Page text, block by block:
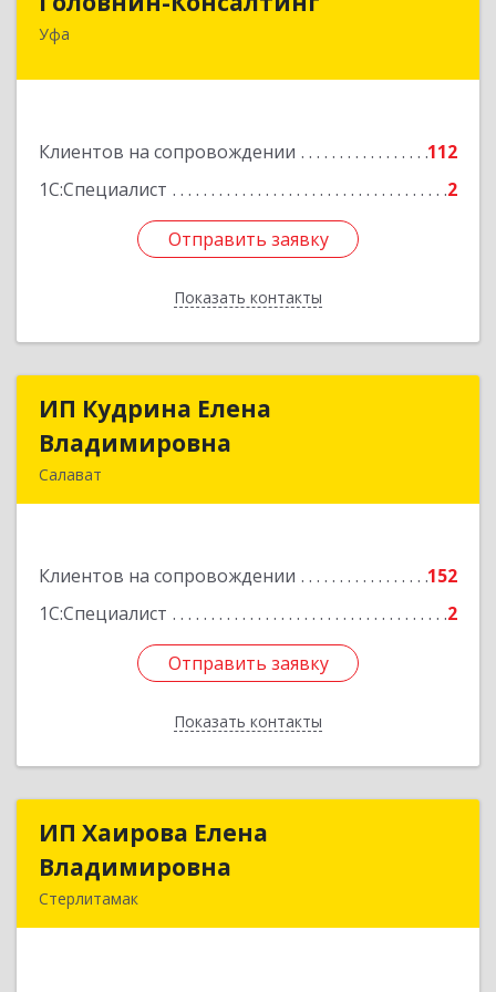
Уфа
Клиентов на сопровождении
112
1С:Специалист
2
Отправить заявку
Показать контакты
450006, Башкортостан Респ, Уфа г, Ленина ул,
Отправить заявку
Назад
ИП Кудрина Елена
Владимировна
Салават
Клиентов на сопровождении
152
1С:Специалист
2
Отправить заявку
Показать контакты
ИП Кудрина Елена
Подробнее
Отправить заявку
Назад
ИП Хаирова Елена
Владимировна
Стерлитамак
ИП Хаирова Елена